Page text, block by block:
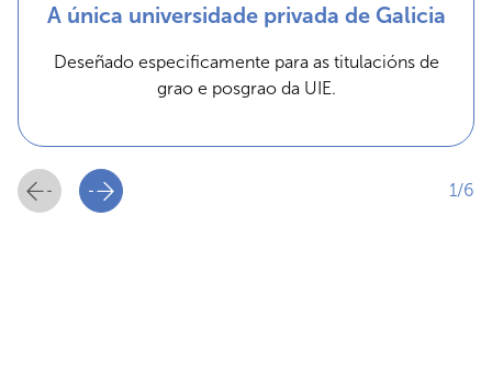
A única universidade privada de Galicia
Deseñado especificamente para as titulacións de
grao e posgrao da UIE.
1/6